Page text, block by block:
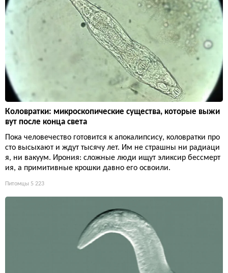
Коловратки: микроскопические существа, которые выжи
вут после конца света
Пока человечество готовится к апокалипсису, коловратки про
сто высыхают и ждут тысячу лет. Им не страшны ни радиаци
я, ни вакуум. Ирония: сложные люди ищут эликсир бессмерт
ия, а примитивные крошки давно его освоили.
Питомцы 5 223